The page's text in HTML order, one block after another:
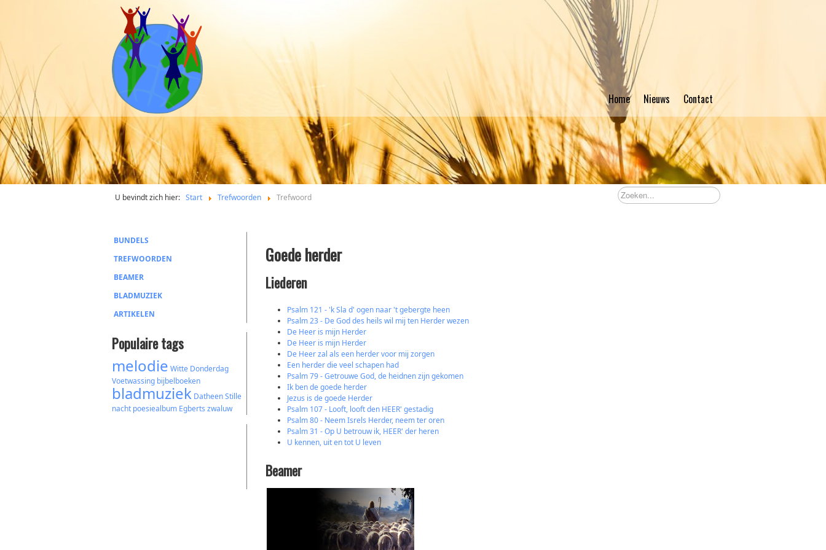
Home Nieuws Contact
U bevindt zich hier: Start Trefwoorden Trefwoord
BUNDELS
TREFWOORDEN
BEAMER
BLADMUZIEK
ARTIKELEN
Populaire tags
melodie Witte Donderdag
Voetwassing bijbelboeken
bladmuziek DatheenStille
nacht poesiealbum Egberts zwaluw
Goede herder
Liederen
Psalm 121 - 'k Sla d' ogen naar 't gebergte heen
Psalm 23 - De God des heils wil mij ten Herder wezen
De Heer is mijn Herder
De Heer is mijn Herder
De Heer zal als een herder voor mij zorgen
Een herder die veel schapen had
Psalm 79 - Getrouwe God, de heidnen zijn gekomen
Ik ben de goede herder
Jezus is de goede Herder
Psalm 107 - Looft, looft den HEER' gestadig
Psalm 80 - Neem Isrels Herder, neem ter oren
Psalm 31 - Op U betrouw ik, HEER' der heren
U kennen, uit en tot U leven
Beamer